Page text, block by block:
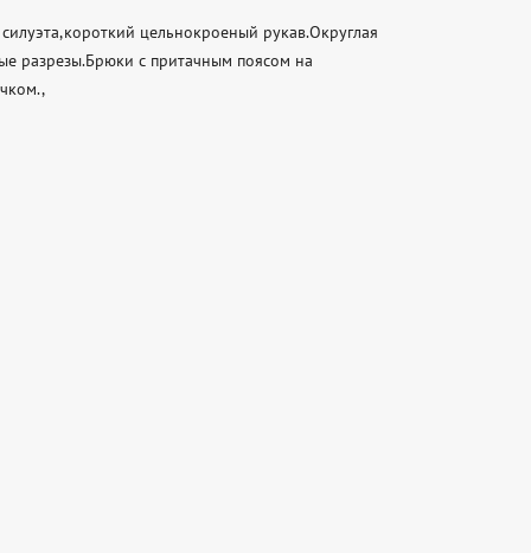
цельнокроеный рукав.Округлая
разрезы.Брюки с притачным поясом на